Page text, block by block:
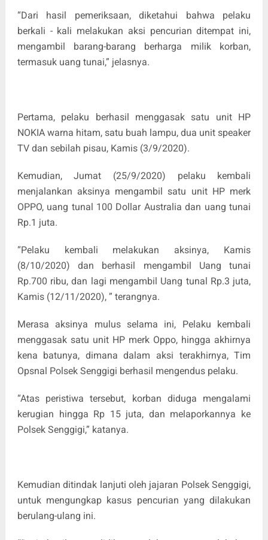
“Dari hasil pemeriksaan, diketahui bahwa pelaku
berkali - kali melakukan aksi pencurian ditempat ini,
mengambil barang-barang berharga milik korban,
termasuk uang tunai,” jelasnya.
Pertama, pelaku berhasil menggasak satu unit HP
NOKIA warna hitam, satu buah lampu, dua unit speaker
TV dan sebilah pisau, Kamis (3/9/2020).
Kemudian, Jumat (25/9/2020) pelaku kembali
menjalankan aksinya mengambil satu unit HP merk
OPPO, uang tunal 100 Dollar Australia dan uang tunai
Rp.1 juta.
“Pelaku kembali melakukan aksinya, Kamis
(8/10/2020) dan berhasil mengambil Uang tunai
Rp.700 ribu, dan lagi mengambil Uang tunal Rp.3 juta,
Kamis (12/11/2020), ” terangnya.
Merasa aksinya mulus selama ini, Pelaku kembali
menggasak satu unit HP merk Oppo, hingga akhirnya
kena batunya, dimana dalam aksi terakhirnya, Tim
Opsnal Polsek Senggigi berhasil mengendus pelaku.
“Atas peristiwa tersebut, korban diduga mengalami
kerugian hingga Rp 15 juta, dan melaporkannya ke
Polsek Senggigi,” katanya.
Kemudian ditindak lanjuti oleh jajaran Polsek Senggigi,
untuk mengungkap kasus pencurian yang dilakukan
berulang-ulang ini.